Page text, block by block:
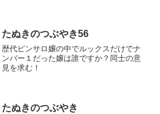
だよな嬉しい悩みですな今...
たぬきのつぶやき56
歴代ピンサロ嬢の中でルックスだけでナ
ンバー１だった嬢は誰ですか？同士の意
見を求む！
たぬきのつぶやき